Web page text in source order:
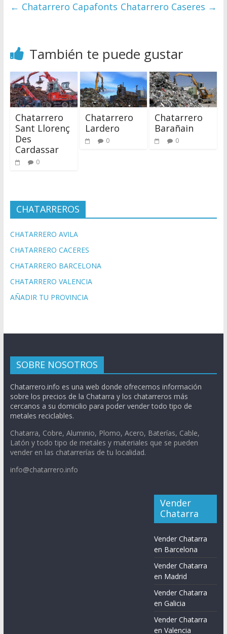
← Chatarrero Capafonts Chatarrero Caseres →
También te puede gustar
Chatarrero
Sant Llorenç
Des
Cardassar
0
Chatarrero
Lardero
0
Chatarrero
Barañain
0
CHATARREROS
CHATARRERO AVILA
CHATARRERO CACERES
CHATARRERO BARCELONA
CHATARRERO VALENCIA
AÑADIR TU PROVINCIA
SOBRE NOSOTROS
Chatarrero.info es una web donde ofrecemos información
sobre los precios de la Chatarra y los chatarreros más
cercanos a su domicilio para poder vender todo tipo de
metales reciclables.
Chatarra, Cobre, Aluminio, Plomo, Acero, Baterías, Cable,
Latón y todo tipo de metales y materiales que se pueden
vender en las chatarrerías de tu localidad.
info@chatarrero.info
Vender
Chatarra
Vender Chatarra
en Barcelona
Vender Chatarra
en Madrid
Vender Chatarra
en Galicia
Vender Chatarra
en Valencia